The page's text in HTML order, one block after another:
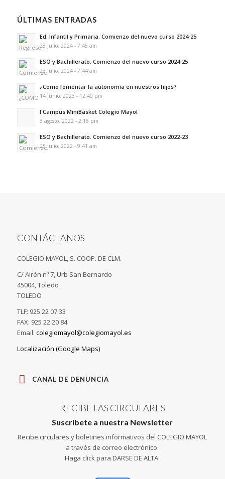
ÚLTIMAS ENTRADAS
Ed. Infantil y Primaria. Comienzo del nuevo curso 2024-25
23 julio, 2024 - 7:45 am
ESO y Bachillerato. Comienzo del nuevo curso 2024-25
23 julio, 2024 - 7:44 am
¿Cómo fomentar la autonomía en nuestros hijos?
14 junio, 2023 - 12:40 pm
I Campus MiniBasket Colegio Mayol
3 agosto, 2022 - 2:16 pm
ESO y Bachillerato. Comienzo del nuevo curso 2022-23
25 julio, 2022 - 9:41 am
CONTÁCTANOS
COLEGIO MAYOL, S. COOP. DE CLM.
C/ Airén nº 7, Urb San Bernardo
45004, Toledo
TOLEDO
TLF: 925 22 07 33
FAX: 925 22 20 84
Email: colegiomayol@colegiomayol.es
Localización (Google Maps)
CANAL DE DENUNCIA
RECIBE LAS CIRCULARES
Suscríbete a nuestra Newsletter
Recibe circulares y boletines informativos del COLEGIO MAYOL
a través de correo electrónico.
Haga click para DARSE DE ALTA.